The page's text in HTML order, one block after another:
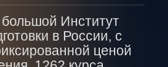
Институт
в России, с
ценой